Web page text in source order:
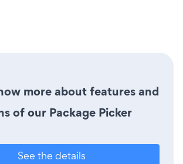
more about features and
of our Package Picker
See the details